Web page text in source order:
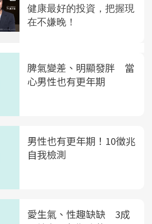
脾氣變差、明顯發胖 當
心男性也有更年期
男性也有更年期！10徵兆
自我檢測
愛生氣、性趣缺缺 3成